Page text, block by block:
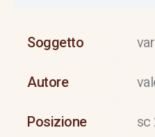
Soggetto
Autore
Posizione sc